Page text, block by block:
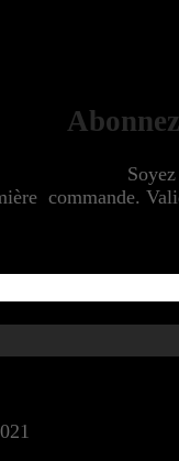
commande.